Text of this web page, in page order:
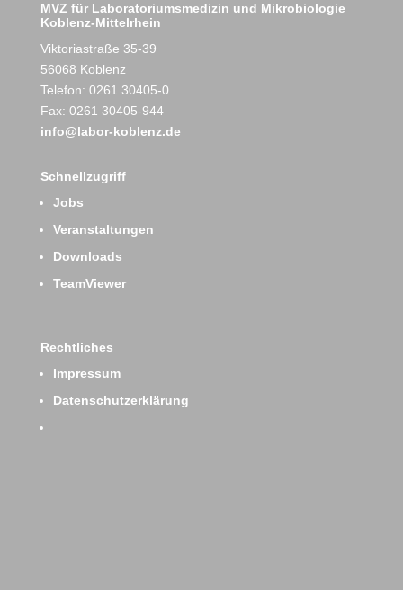
MVZ für Laboratoriumsmedizin und Mikrobiologie
Koblenz-Mittelrhein
Viktoriastraße 35-39
56068 Koblenz
Telefon: 0261 30405-0
Fax: 0261 30405-944
info@labor-koblenz.de
Schnellzugriff
Jobs
Veranstaltungen
Downloads
TeamViewer
Rechtliches
Impressum
Datenschutzerklärung